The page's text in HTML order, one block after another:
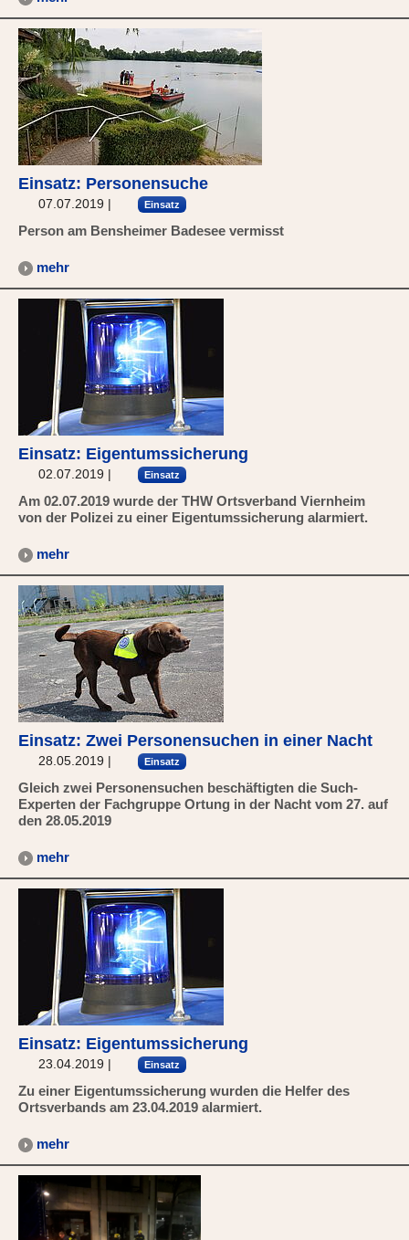
Einsatz: Personensuche
07.07.2019 | Einsatz
Person am Bensheimer Badesee vermisst
mehr
Einsatz: Eigentumssicherung
02.07.2019 | Einsatz
Am 02.07.2019 wurde der THW Ortsverband Viernheim
von der Polizei zu einer Eigentumssicherung alarmiert.
mehr
Einsatz: Zwei Personensuchen in einer Nacht
28.05.2019 | Einsatz
Gleich zwei Personensuchen beschäftigten die Such-
Experten der Fachgruppe Ortung in der Nacht vom 27. auf
den 28.05.2019
mehr
Einsatz: Eigentumssicherung
23.04.2019 | Einsatz
Zu einer Eigentumssicherung wurden die Helfer des
Ortsverbands am 23.04.2019 alarmiert.
mehr